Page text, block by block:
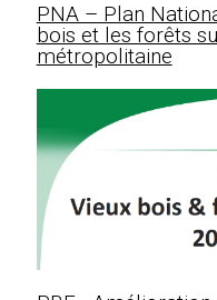
PNA – Plan
bois et les forêts
métropolitaine